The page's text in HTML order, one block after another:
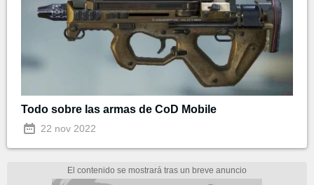
Todo sobre las armas de CoD Mobile
22 nov 2022